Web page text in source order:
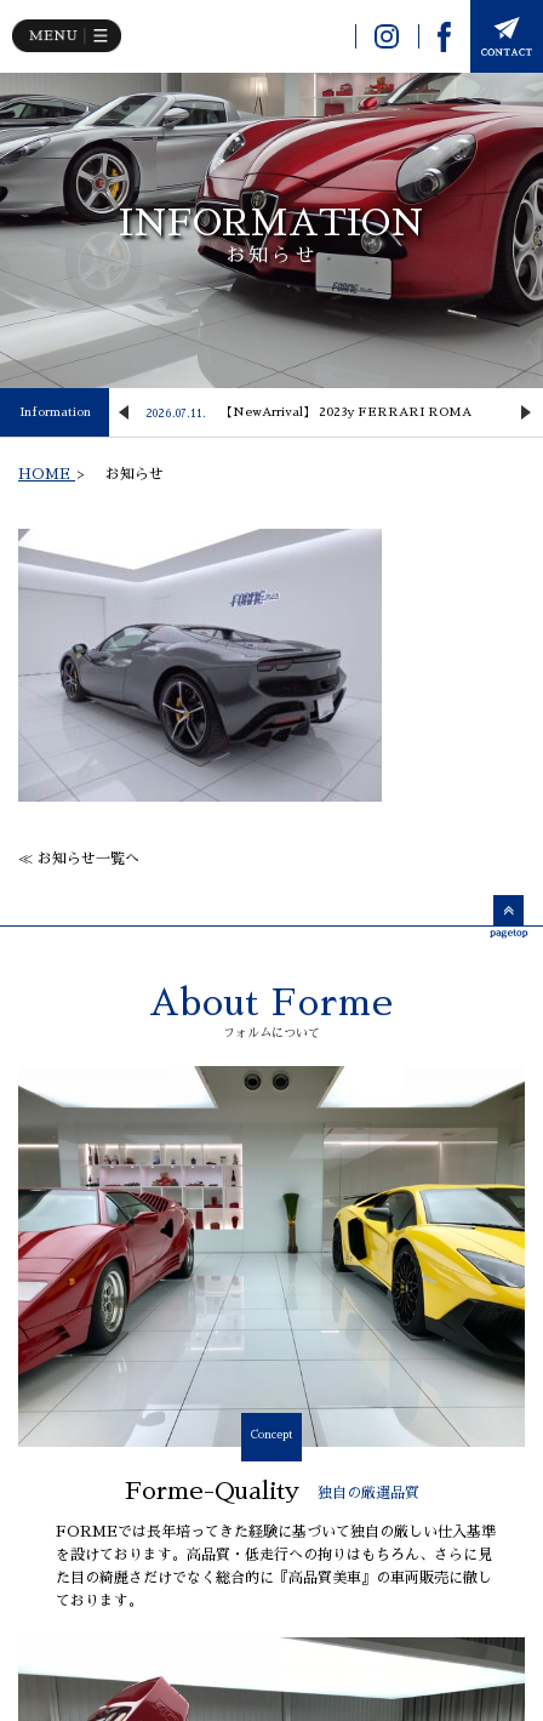
INFORMATION
お知らせ
Information
Lusso 2026.07.11. 【NewArrival】 2023y FERRARI ROMA
HOME > お知らせ
≪ お知らせ一覧へ
About Forme
フォルムについて
Concept
Forme-Quality 独自の厳選品質
FORMEでは長年培ってきた経験に基づいて独自の厳しい仕入基準
を設けております。高品質・低走行への拘りはもちろん、さらに見
た目の綺麗さだけでなく総合的に『高品質美車』の車両販売に徹し
ております。